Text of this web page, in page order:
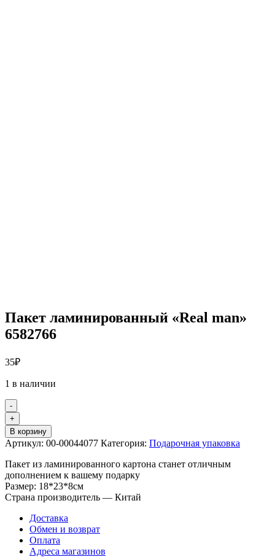
Пакет ламинированный «Real man»
6582766
35₽
1 в наличии
-
Количество
товара
Пакет
ламинированный
"Real
man"
6582766
+
В корзину
Артикул: 00-00044077 Категория: Подарочная упаковка
Пакет из ламинированного картона станет отличным
дополнением к вашему подарку
Размер: 18*23*8см
Страна производитель — Китай
Доставка
Обмен и возврат
Оплата
Адреса магазинов